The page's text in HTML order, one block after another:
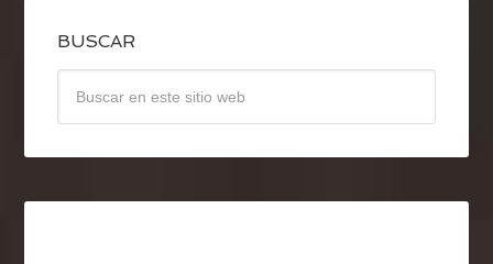
BUSCAR